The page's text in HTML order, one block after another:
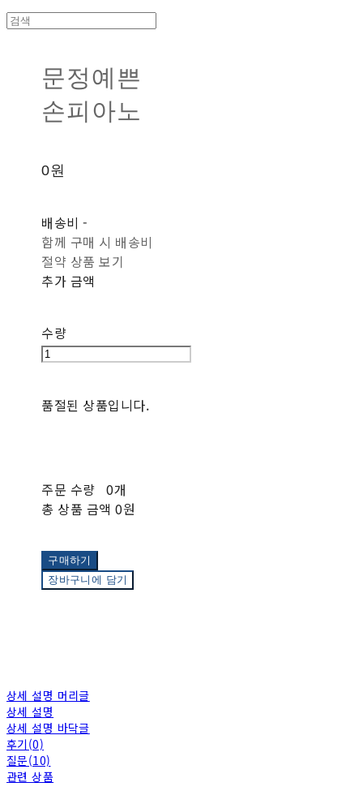
문정예쁜
손피아노
0원
배송비-
함께 구매 시 배송비
절약 상품 보기
추가 금액
수량
품절된 상품입니다.
주문 수량 0개
총 상품 금액 0원
구매하기
장바구니에 담기
상세 설명 머리글
상세 설명
상세 설명 바닥글
후기(0)
질문(10)
관련 상품